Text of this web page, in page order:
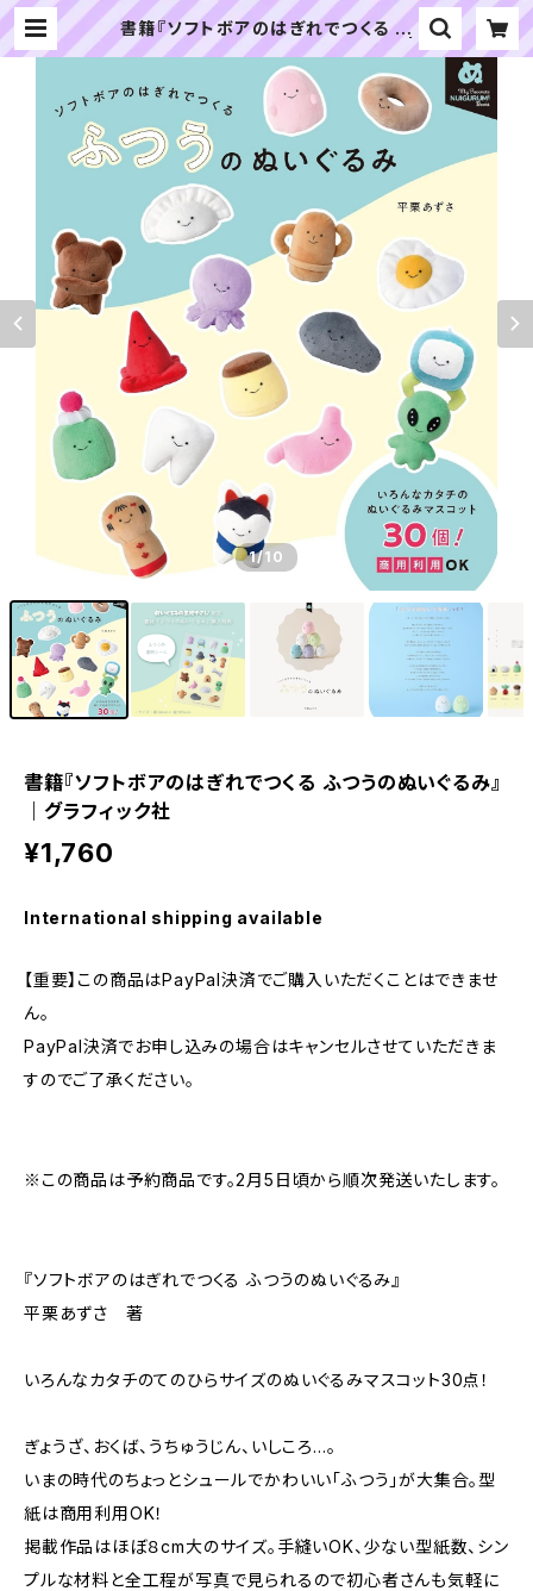
書籍『ソフトボアのはぎれでつくる ふ
つうのぬいぐるみ』｜グラフィック社 |
ぬいぐるみの生地やさん｜「ぬい」の
布地・材料の通販専門店
1/10
書籍『ソフトボアのはぎれでつくる ふつうのぬいぐるみ』
｜グラフィック社
¥1,760
International shipping available
【重要】この商品はPayPal決済でご購入いただくことはできませ
ん。
PayPal決済でお申し込みの場合はキャンセルさせていただきま
すのでご了承ください。
※この商品は予約商品です。2月5日頃から順次発送いたします。
『ソフトボアのはぎれでつくる ふつうのぬいぐるみ』
平栗あずさ 著
いろんなカタチのてのひらサイズのぬいぐるみマスコット30点！
ぎょうざ、おくば、うちゅうじん、いしころ…。
いまの時代のちょっとシュールでかわいい「ふつう」が大集合。型
紙は商用利用OK！
掲載作品はほぼ８cm大のサイズ。手縫いOK、少ない型紙数、シン
プルな材料と全工程が写真で見られるので初心者さんも気軽に